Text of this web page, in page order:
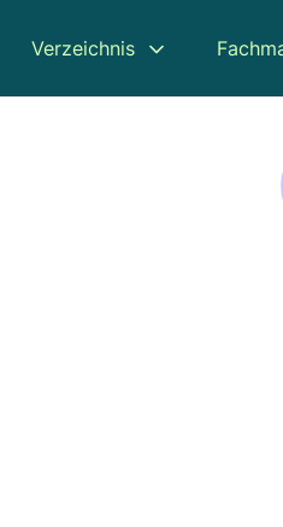
Verzeichnis